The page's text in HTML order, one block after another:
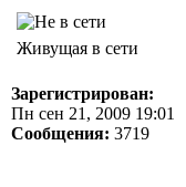
Живущая в сети
Зарегистрирован:
Пн сен 21, 2009 19:01
Сообщения: 3719